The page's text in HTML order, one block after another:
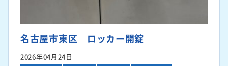
名古屋市東区 ロッカー開錠
2026年04月24日